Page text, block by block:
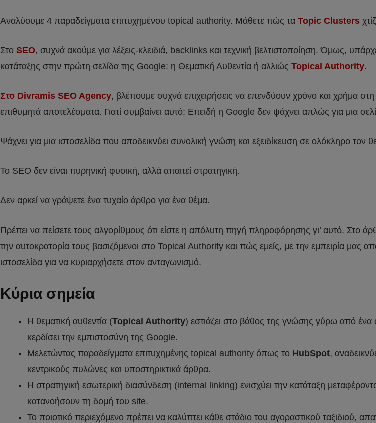
Αναλύουμε 4 παραδείγματα επιτυχημένου topical authority. Μάθετε πώς τα Topic Clusters
Στο SEO, συχνά ακούμε για λέξεις-κλειδιά, backlinks και τεχνική βελτιστοποίηση. Όμως,
κατάταξης στην πρώτη σελίδα της Google: η Θεματική Αυθεντία ή αλλιώς Topical Authority.
Στο Divramis SEO Agency, βλέπουμε συχνά επιχειρήσεις να επενδύουν χρόνο και χρήμα
επιθυμητά αποτελέσματα. Γιατί συμβαίνει αυτό; Επειδή η Google δεν ψάχνει απλώς για μια
Ψάχνει για μια ιστοσελίδα που αποδεικνύει συνολική γνώση και εξειδίκευση σε ολόκληρο τον
Το SEO δεν είναι πυρηνική φυσική, αλλά απαιτεί στρατηγική.
Δεν αρκεί να γράψετε ένα τυχαίο άρθρο για ένα θέμα.
Πρέπει να πείσετε τους αλγορίθμους ότι είστε η απόλυτη πηγή πληροφόρησης γι’ αυτό. Στο
την αυτοκρατορία τους βασιζόμενοι στο Topical Authority και πώς εμείς, με την εμπειρία μας
ιστοσελίδα για να κυριαρχήσετε στον ανταγωνισμό.
Κύρια σημεία
Η θεματική αυθεντία (Topical Authority) εστιάζει στο βάθος της γνώσης γύρω από ένα
κερδίσει την εμπιστοσύνη της Google.
Μελετώντας παραδείγματα επιτυχημένης topical authority όπως το HubSpot,
κεντρικούς πυλώνες και υποστηρικτικά άρθρα.
Η στρατηγική εσωτερική διασύνδεση (internal linking) ενισχύει την κατάταξη
κατανοήσουν τη δομή του site.
Το ποιοτικό περιεχόμενο πρέπει να καλύπτει κάθε στάδιο του αγοραστικού ταξιδιού,